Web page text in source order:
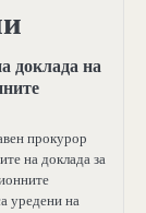
доклада на
прокурор
на доклада за
уредени на